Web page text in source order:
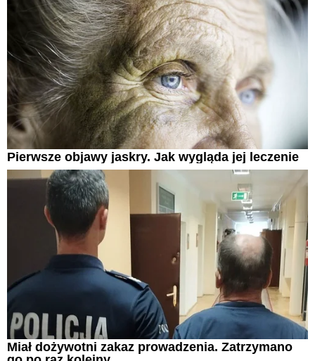
Pierwsze objawy jaskry. Jak wygląda jej leczenie
Miał dożywotni zakaz prowadzenia. Zatrzymano